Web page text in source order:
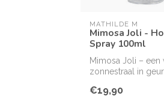
MATHILDE M
Mimosa Joli -
Spray 100ml
Mimosa Joli – een
zonnestraal in
€19,90